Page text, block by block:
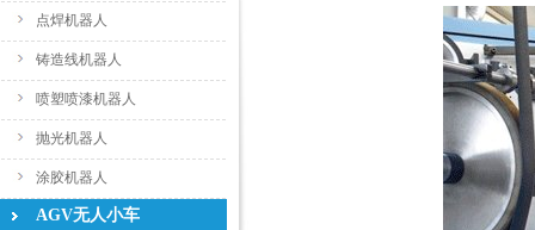
点焊机器人
铸造线机器人
喷塑喷漆机器人
抛光机器人
涂胶机器人
AGV无人小车